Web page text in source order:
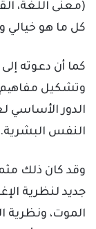
(معنى اللغة،
كل ما هو خيالي
كما أن دعوته
وتشكيل
الدور الأساسي
النفس البشرية.
وقد كان ذلك
جديد لنظرية
الموت، ونظرية